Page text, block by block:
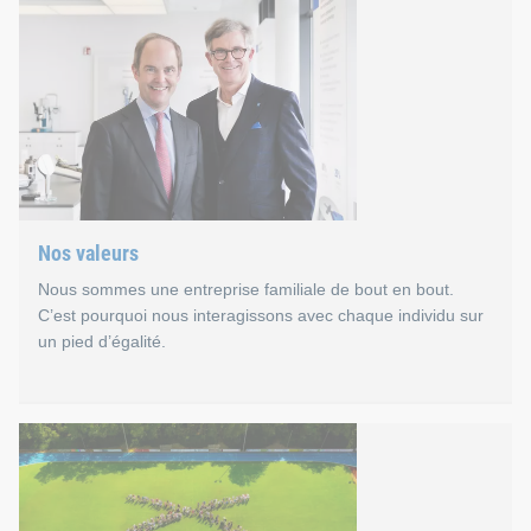
Nos valeurs
Nous sommes une entreprise familiale de bout en bout.
C’est pourquoi nous interagissons avec chaque individu sur
un pied d’égalité.
Nos valeurs :